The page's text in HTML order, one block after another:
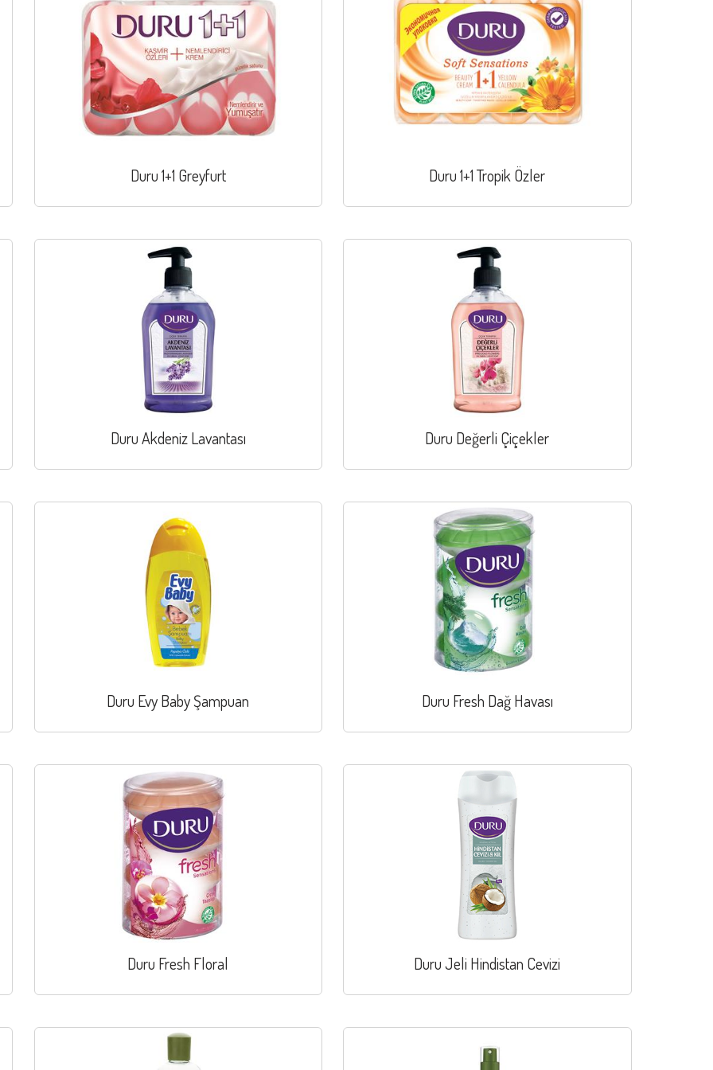
Duru 1+1 Greyfurt Duru 1+1 Tropik Özler
Duru Akdeniz Lavantası Duru Değerli Çiçekler
Duru Evy Baby Şampuan Duru Fresh Dağ Havası
Duru Fresh Floral Duru Jeli Hindistan Cevizi